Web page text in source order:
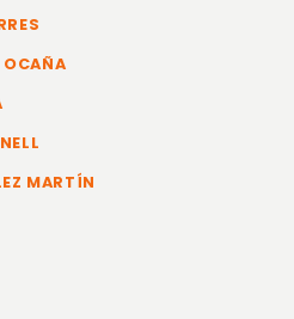
OCAÑA
MARTÍN